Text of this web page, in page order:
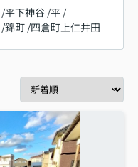
/平下神谷 /平 /
/錦町 /四倉町上仁井田